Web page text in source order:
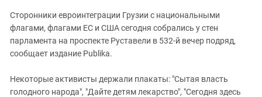
Сторонники евроинтеграции Грузии с национальными
флагами, флагами ЕС и США сегодня собрались у стен
парламента на проспекте Руставели в 532-й вечер подряд,
сообщает издание Publika.
Некоторые активисты держали плакаты: "Сытая власть
голодного народа", "Дайте детям лекарство", "Сегодня здесь